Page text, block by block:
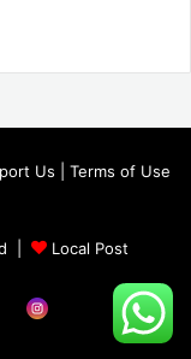
Us
Terms of Use
|
Local Post
YoutubeInstagram